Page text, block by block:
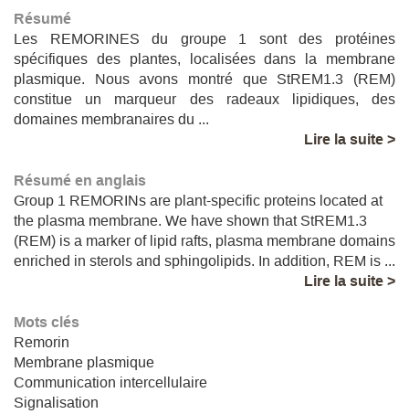
Résumé
Les REMORINES du groupe 1 sont des protéines
spécifiques des plantes, localisées dans la membrane
plasmique. Nous avons montré que StREM1.3 (REM)
constitue un marqueur des radeaux lipidiques, des
domaines membranaires du ...
Lire la suite >
Résumé en anglais
Group 1 REMORINs are plant-specific proteins located at
the plasma membrane. We have shown that StREM1.3
(REM) is a marker of lipid rafts, plasma membrane domains
enriched in sterols and sphingolipids. In addition, REM is ...
Lire la suite >
Mots clés
Remorin
Membrane plasmique
Communication intercellulaire
Signalisation